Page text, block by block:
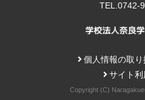
TEL.0742-
個人情報の取
サイト利
Copyright (C)